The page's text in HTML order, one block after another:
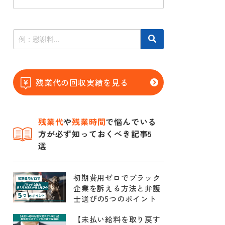
残業代の回収実績を見る
残業代や残業時間で悩んでいる
方が必ず知っておくべき記事5
選
初期費用ゼロでブラック
企業を訴える方法と弁護
士選びの5つのポイント
【未払い給料を取り戻す